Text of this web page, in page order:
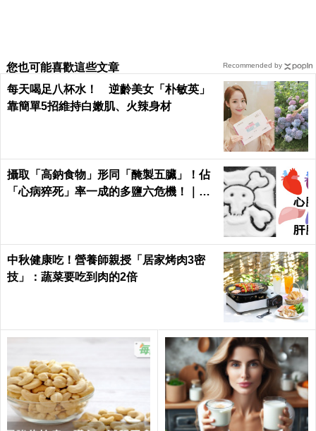
您也可能喜歡這些文章
每天喝足八杯水！ 逆齡美女「朴敏英」
靠簡單5招維持白嫩肌、火辣身材
攝取「高鈉食物」形同「醃製五臟」！佔
「心病猝死」率一成的多鹽六危機！｜每
中秋健康吃！營養師親授「居家烤肉3密
技」：蔬菜要吃到肉的2倍
Recommended by